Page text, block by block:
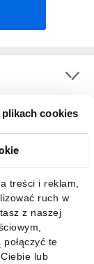
plikach cookies
treści i reklam,
ruch w
z naszej
te
lub